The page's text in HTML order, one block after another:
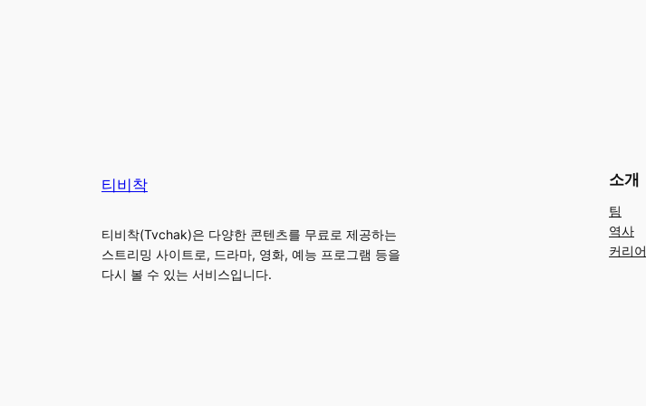
티비착
티비착(Tvchak)은 다양한 콘텐츠를 무료로 제공하는
스트리밍 사이트로, 드라마, 영화, 예능 프로그램 등을
다시 볼 수 있는 서비스입니다.
소개
팀
역사
커리어